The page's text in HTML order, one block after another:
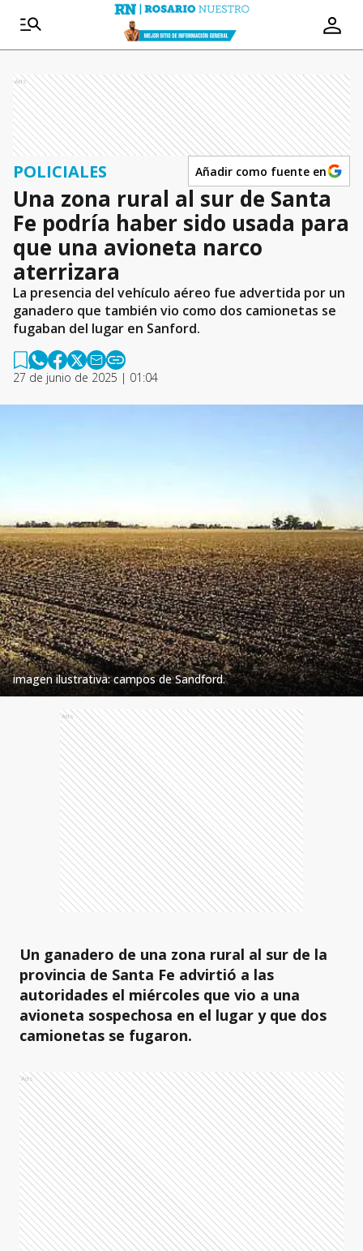
Ads
POLICIALES Añadir como fuente en
Una zona rural al sur de Santa
Fe podría haber sido usada para
que una avioneta narco
aterrizara
La presencia del vehículo aéreo fue advertida por un
ganadero que también vio como dos camionetas se
fugaban del lugar en Sanford.
27 de junio de 2025 | 01:04
imagen ilustrativa: campos de Sandford.
Ads
Un ganadero de una zona rural al sur de la
provincia de Santa Fe advirtió a las
autoridades el miércoles que vio a una
avioneta sospechosa en el lugar y que dos
camionetas se fugaron.
Ads